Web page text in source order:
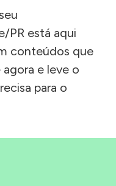
PR está aqui
conteúdos que
e leve o
para o